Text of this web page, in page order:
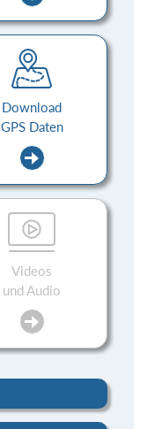
Download
GPS Daten
Videos
und Audio